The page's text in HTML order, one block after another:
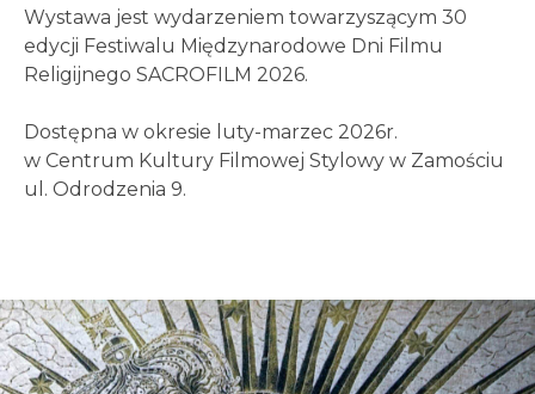
Wystawa jest wydarzeniem towarzyszącym 30
edycji Festiwalu Międzynarodowe Dni Filmu
Religijnego SACROFILM 2026.
Dostępna w okresie luty-marzec 2026r.
w Centrum Kultury Filmowej Stylowy w Zamościu
ul. Odrodzenia 9.